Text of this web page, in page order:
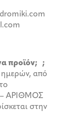
προϊόν; ;
ημερών, από
– ΑΡΙΘΜΟΣ
στην